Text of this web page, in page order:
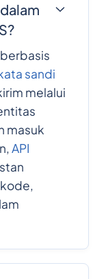
sandi
melalui
masuk
API